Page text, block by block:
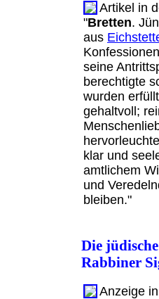
Artikel in
"Bretten.
aus
seine
berechtigte
wurden
gehaltvoll;
klar und
amtlichem
und
bleiben."
Die
Rabbiner
Anzeige